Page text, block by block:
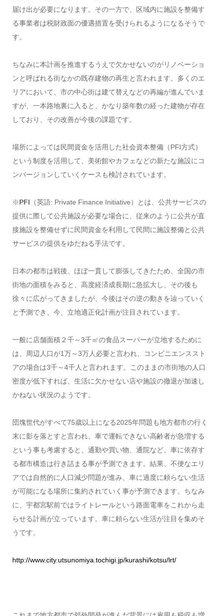
届け出が必要になります。その一方で、区域内に施設を整備す
る事業者は税財政面の優遇措置を受けられるようになるそうで
す。
ちなみに本計画を推進するうえで欠かせないのがリノベーショ
ンと呼ばれる街なかの既存建物の再生と言われます。多くのエ
リアにおいて、市の中心街は建て替えなどの再編が進んでいま
すが、一本路地裏に入ると、かなり築年数の経った建物が存在
しており、その改善が今後の課題です。
場所によっては民間資金を活用した社会資本整備（PFI方式）
という制度を活用して、美術館やカフェなどの新たな施設にコ
ンバージョンしていくケースも検討されています。
※PFI （英語: Private Finance Initiative）とは、公共サービスの
提供に際して公共施設が必要な場合に、従来のように公共が直
接施設を整備せずに民間資金を利用して民間に施設整備と公共
サービスの提供をゆだねる手法です。
日本の都市は戦後、ほぼ一貫して膨張してきたため、全国の市
街地の面積をみると、高度経済成長期に急拡大し、その後も
徐々に広がってきましたが、今後はその逆の動きを辿っていく
と予測でき、今、立地適正化計画が注目されています。
一般に店舗面積２千～3千㎡の食品スーパーが立地するために
は、周辺人口が1万～3万人必要と言われ、コンビニエンススト
アの場合は3千～4千人と言われます。このままの市街地の人口
密度が低下すれば、生活に欠かせない店や施設の撤退が加速し
かねない状況のようです。
団塊世代がすべて75歳以上になる2025年問題も地方都市の行く
末に影を落とすと言われ、車で運転できない高齢者が急増する
という事も考慮すると、通勤や買い物、通院など、車に依存す
る都市構造は行き詰まる事が予測できます。結果、不便なエリ
アでは自然的に人口減少問題が進み、車に過度に頼らない生活
が可能になる場所に集約されていく事が予測できます。ちなみ
に、宇都宮駅前ではライトレールという路面電車をこれから走
らせる計画が立っています。車に頼らない生活が注目を集めそ
うです。
http://www.city.utsunomiya.tochigi.jp/kurashi/kotsu/lrt/